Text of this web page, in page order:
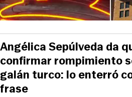
Angélica Sepúlveda da
confirmar rompimiento
galán turco: lo enterró
frase